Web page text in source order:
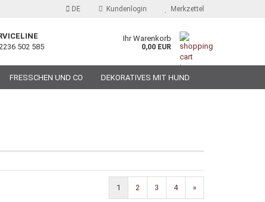
DE Kundenlogin Merkzettel
502 585
Ihr Warenkorb
0,00 EUR
FRESSCHEN UND CO DEKORATIVES MIT HUND
1 2 3 4 »